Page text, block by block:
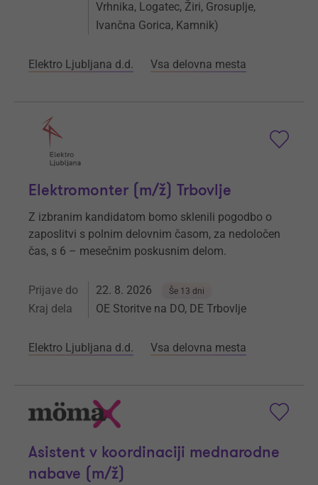
Vrhnika, Logatec, Žiri, Grosuplje,
Ivančna Gorica, Kamnik)
Elektro Ljubljana d.d. Vsa delovna mesta
Elektromonter (m/ž) Trbovlje
Z izbranim kandidatom bomo sklenili pogodbo o
zaposlitvi s polnim delovnim časom, za nedoločen
čas, s 6 – mesečnim poskusnim delom.
Prijave do 22. 8. 2026 Še 13 dni
Kraj dela OE Storitve na DO, DE Trbovlje
Elektro Ljubljana d.d. Vsa delovna mesta
Asistent v koordinaciji mednarodne
nabave (m/ž)